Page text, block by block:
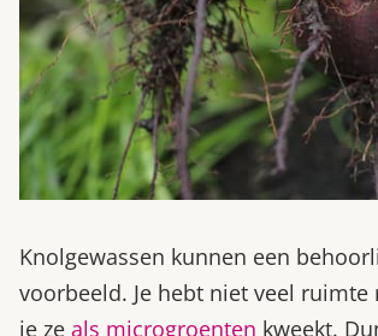
Knolgewassen kunnen een
voorbeeld. Je hebt niet veel
je ze als microgroenten kweekt.